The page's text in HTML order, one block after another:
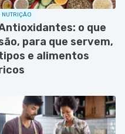
NUTRIÇÃO
o que
para que servem,
e alimentos